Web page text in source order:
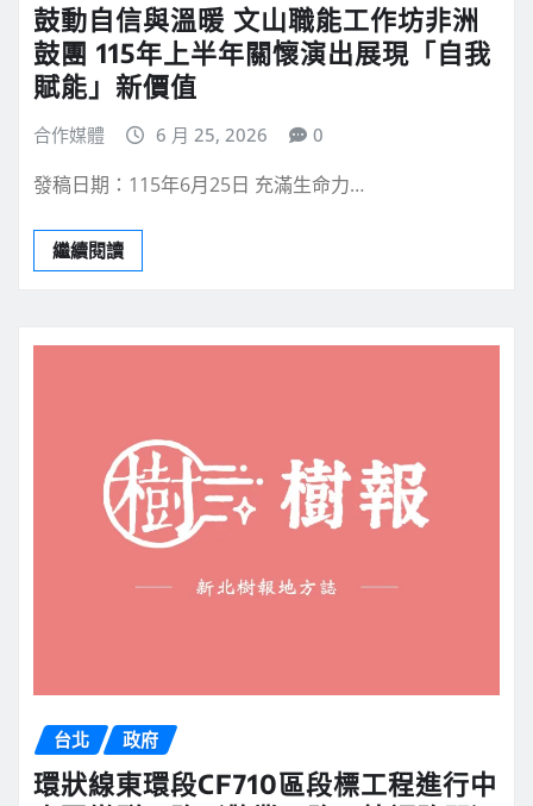
鼓動自信與溫暖 文山職能工作坊非洲
鼓團 115年上半年關懷演出展現「自我
賦能」新價值
合作媒體 6 月 25, 2026 0
發稿日期：115年6月25日 充滿生命力…
繼續閱讀
台北 政府
環狀線東環段CF710區段標工程進行中